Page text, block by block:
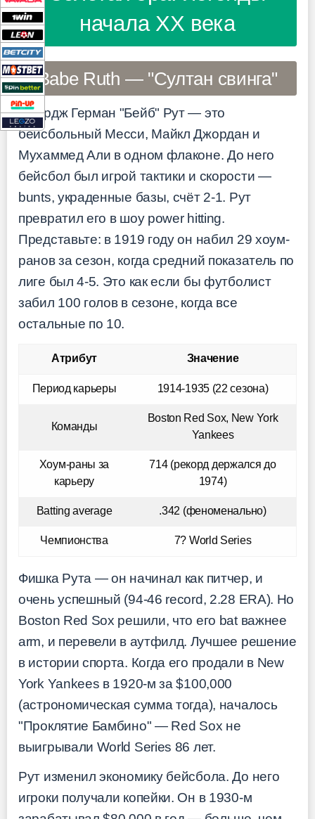
начала XX века
Babe Ruth — "Султан свинга"
Джордж Герман "Бейб" Рут — это
бейсбольный Месси, Майкл Джордан и
Мухаммед Али в одном флаконе. До него
бейсбол был игрой тактики и скорости —
bunts, украденные базы, счёт 2-1. Рут
превратил его в шоу power hitting.
Представьте: в 1919 году он набил 29 хоум-
ранов за сезон, когда средний показатель по
лиге был 4-5. Это как если бы футболист
забил 100 голов в сезоне, когда все
остальные по 10.
Атрибут Значение
Период карьеры 1914-1935 (22 сезона)
Команды
Boston Red Sox, New York
Yankees
Хоум-раны за
карьеру
714 (рекорд держался до
1974)
Batting average .342 (феноменально)
Чемпионства 7? World Series
Фишка Рута — он начинал как питчер, и
очень успешный (94-46 record, 2.28 ERA). Но
Boston Red Sox решили, что его bat важнее
arm, и перевели в аутфилд. Лучшее решение
в истории спорта. Когда его продали в New
York Yankees в 1920-м за $100,000
(астрономическая сумма тогда), началось
"Проклятие Бамбино" — Red Sox не
выигрывали World Series 86 лет.
Рут изменил экономику бейсбола. До него
игроки получали копейки. Он в 1930-м